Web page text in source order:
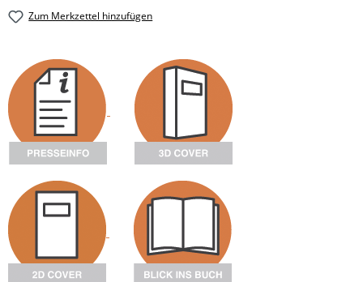
Zum Merkzettel hinzufügen